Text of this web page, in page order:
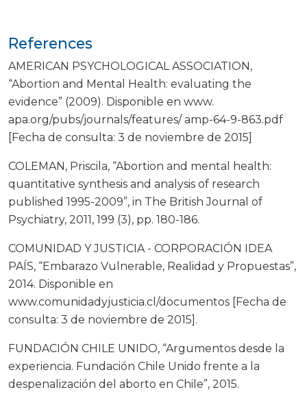
References
AMERICAN PSYCHOLOGICAL ASSOCIATION,
“Abortion and Mental Health: evaluating the
evidence” (2009). Disponible en www.
apa.org/pubs/journals/features/ amp-64-9-863.pdf
[Fecha de consulta: 3 de noviembre de 2015]
COLEMAN, Priscila, “Abortion and mental health:
quantitative synthesis and analysis of research
published 1995-2009”, in The British Journal of
Psychiatry, 2011, 199 (3), pp. 180-186.
COMUNIDAD Y JUSTICIA - CORPORACIÓN IDEA
PAÍS, “Embarazo Vulnerable, Realidad y Propuestas”,
2014. Disponible en
www.comunidadyjusticia.cl/documentos [Fecha de
consulta: 3 de noviembre de 2015].
FUNDACIÓN CHILE UNIDO, “Argumentos desde la
experiencia. Fundación Chile Unido frente a la
despenalización del aborto en Chile”, 2015.